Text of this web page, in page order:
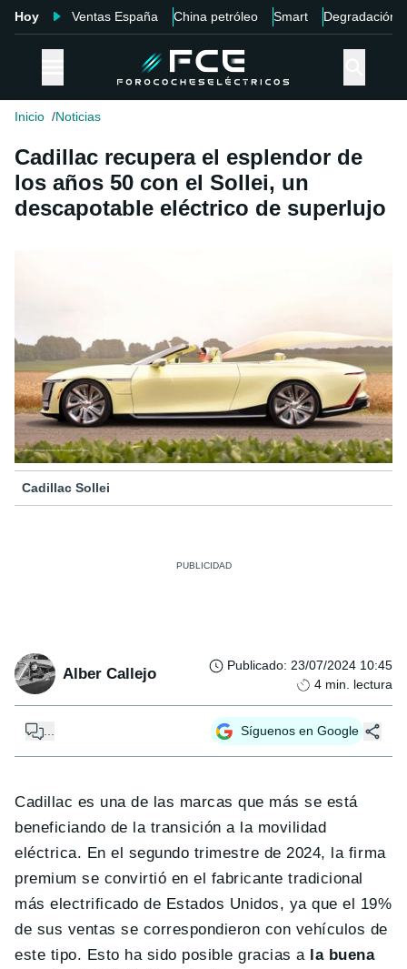
Hoy Ventas España China petróleo Smart Degradación
Inicio Noticias
Cadillac recupera el esplendor de
los años 50 con el Sollei, un
descapotable eléctrico de superlujo
Cadillac Sollei
Alber Callejo Publicado: 23/07/2024 10:45
4 min. lectura
... Síguenos en Google
Cadillac es una de las marcas que más se está
beneficiando de la transición a la movilidad
eléctrica. En el segundo trimestre de 2024, la firma
premium se convirtió en el fabricante tradicional
más electrificado de Estados Unidos, ya que el 19%
de sus ventas se correspondieron con vehículos de
este tipo. Esto ha sido posible gracias a la buena